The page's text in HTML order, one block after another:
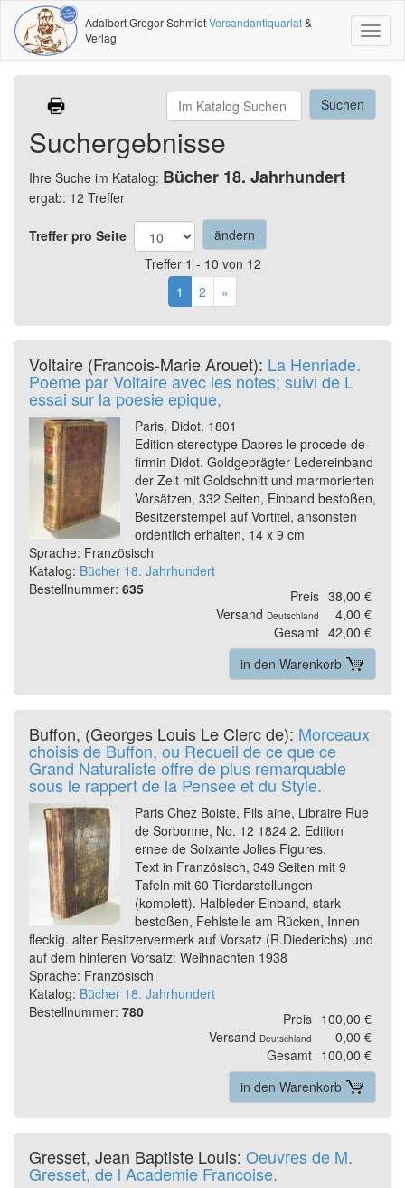
Adalbert Gregor SchmidtVersandantiquariat&
Verlag
Suchergebnisse
Ihre Suche im Katalog: Bücher 18. Jahrhundert
ergab: 12 Treffer
Treffer pro Seite
Treffer 1 - 10 von 12
1
2 »
Voltaire (Francois-Marie Arouet): La Henriade.
Poeme par Voltaire avec les notes; suivi de L
essai sur la poesie epique,
Paris. Didot. 1801
Edition stereotype Dapres le procede de
firmin Didot. Goldgeprägter Ledereinband
der Zeit mit Goldschnitt und marmorierten
Vorsätzen, 332 Seiten, Einband bestoßen,
Besitzerstempel auf Vortitel, ansonsten
ordentlich erhalten, 14 x 9 cm
Sprache: Französisch
Katalog: Bücher 18. Jahrhundert
Bestellnummer: 635 Preis 38,00 €
Versand Deutschland
4,00 €
Gesamt 42,00 €
in den Warenkorb
Buffon, (Georges Louis Le Clerc de): Morceaux
choisis de Buffon, ou Recueil de ce que ce
Grand Naturaliste offre de plus remarquable
sous le rappert de la Pensee et du Style.
Paris Chez Boiste, Fils aine, Libraire Rue
de Sorbonne, No. 12 1824 2. Edition
ernee de Soixante Jolies Figures.
Text in Französisch, 349 Seiten mit 9
Tafeln mit 60 Tierdarstellungen
(komplett). Halbleder-Einband, stark
bestoßen, Fehlstelle am Rücken, Innen
fleckig. alter Besitzervermerk auf Vorsatz (R.Diederichs) und
auf dem hinteren Vorsatz: Weihnachten 1938
Sprache: Französisch
Katalog: Bücher 18. Jahrhundert
Bestellnummer: 780 Preis 100,00 €
Versand Deutschland
0,00 €
Gesamt 100,00 €
in den Warenkorb
Gresset, Jean Baptiste Louis: Oeuvres de M.
Gresset, de l Academie Francoise.